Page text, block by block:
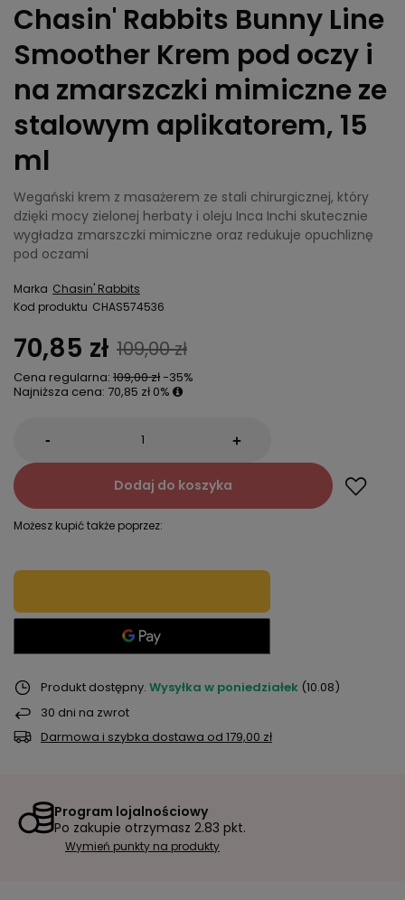
Chasin' Rabbits Bunny Line
Smoother Krem pod oczy i
na zmarszczki mimiczne ze
stalowym aplikatorem, 15
ml
Wegański krem z masażerem ze stali chirurgicznej, który
dzięki mocy zielonej herbaty i oleju Inca Inchi skutecznie
wygładza zmarszczki mimiczne oraz redukuje opuchliznę
pod oczami
Marka Chasin' Rabbits
Kod produktu CHAS574536
70,85 zł 109,00 zł
Cena regularna: 109,00 zł-35%
Najniższa cena: 70,85 zł 0%
- +
Dodaj do koszyka
Możesz kupić także poprzez:
Produkt dostępny Wysyłka w poniedziałek (10.08)
30 dni na zwrot
Darmowa i szybka dostawa od 179,00 zł
Program lojalnościowy
Po zakupie otrzymasz 2.83 pkt.
Wymień punkty na produkty